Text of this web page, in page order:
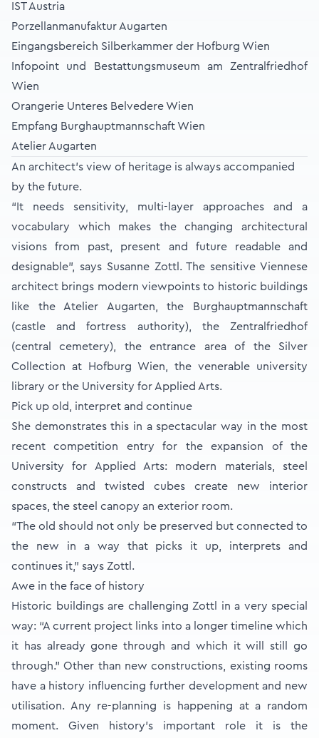
IST Austria
Porzellanmanufaktur Augarten
Eingangsbereich Silberkammer der Hofburg Wien
Infopoint und Bestattungsmuseum am Zentralfriedhof
Wien
Orangerie Unteres Belvedere Wien
Empfang Burghauptmannschaft Wien
Atelier Augarten
An architect’s view of heritage is always accompanied
by the future.
“It needs sensitivity, multi-layer approaches and a
vocabulary which makes the changing architectural
visions from past, present and future readable and
designable”, says Susanne Zottl. The sensitive Viennese
architect brings modern viewpoints to historic buildings
like the Atelier Augarten, the Burghauptmannschaft
(castle and fortress authority), the Zentralfriedhof
(central cemetery), the entrance area of the Silver
Collection at Hofburg Wien, the venerable university
library or the University for Applied Arts.
Pick up old, interpret and continue
She demonstrates this in a spectacular way in the most
recent competition entry for the expansion of the
University for Applied Arts: modern materials, steel
constructs and twisted cubes create new interior
spaces, the steel canopy an exterior room.
“The old should not only be preserved but connected to
the new in a way that picks it up, interprets and
continues it,” says Zottl.
Awe in the face of history
Historic buildings are challenging Zottl in a very special
way: “A current project links into a longer timeline which
it has already gone through and which it will still go
through.” Other than new constructions, existing rooms
have a history influencing further development and new
utilisation. Any re-planning is happening at a random
moment. Given history’s important role it is the